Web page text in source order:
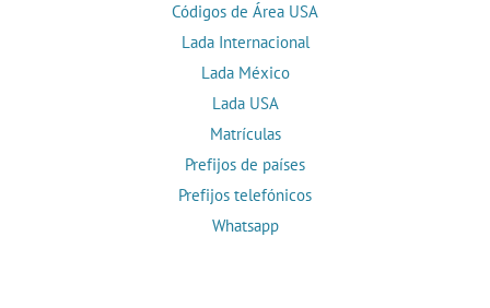
Códigos de Área USA
Lada Internacional
Lada México
Lada USA
Matrículas
Prefijos de países
Prefijos telefónicos
Whatsapp